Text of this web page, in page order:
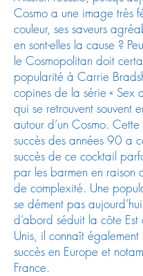
Cosmo a une image très
couleur, ses saveurs
en sont-elles la cause ?
le Cosmopolitan doit
popularité à Carrie
copines de la série « Sex
qui se retrouvent souvent
autour d’un Cosmo.
succès des années 90 a
succès de ce cocktail
par les barmen en raison
de complexité. Une
se dément pas
d’abord séduit la côte Est
Unis, il connaît également
succès en Europe et
France.